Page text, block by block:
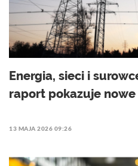
Energia, sieci i
raport pokazuje
13 MAJA 2026 09:26